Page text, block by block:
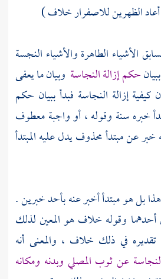
الظهرين للاصفرار خلاف )
الأشياء الطاهرة والأشياء النجسة
حكم إزالة النجاسة وبيان ما يعفى
إزالة النجاسة فبدأ ببيان حكم
خبره سنة وقوله ، أو واجبة معطوف
خبر عن مبتدأ محذوف يدل عليه المبتدأ
هذا بل هو مبتدأ أخبر عنه بأحد خبرين .
وقوله خلاف هو المعين لذلك
في ذلك خلاف ، والمعنى أنه
عن ثوب المصلي وبدنه ومكانه